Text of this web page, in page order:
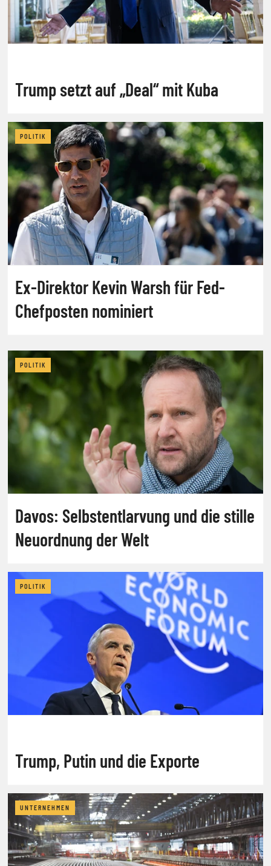
Trump setzt auf „Deal“ mit Kuba
POLITIK
Ex-Direktor Kevin Warsh für Fed-
Chefposten nominiert
POLITIK
Davos: Selbstentlarvung und die stille
Neuordnung der Welt
POLITIK
Trump, Putin und die Exporte
UNTERNEHMEN